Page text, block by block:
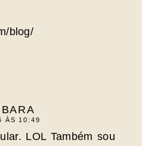
blog/
ÀS 10:49
LOL Também sou